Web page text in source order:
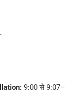
9:00 से 9:07–